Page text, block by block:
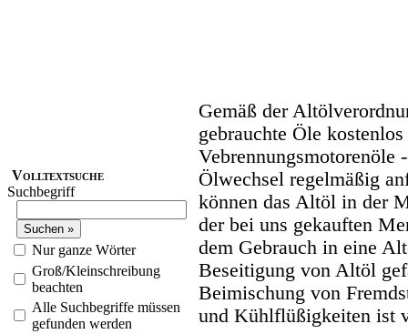
Volltextsuche
Suchbegriff
Nur ganze Wörter
Groß/Kleinschreibung
beachten
Alle Suchbegriffe müssen
gefunden werden
Gemäß der
gebrauchte Öle
Ölwechsel regelmäßig
können das Altöl in der
der bei uns gekauften
dem Gebrauch in eine
Beseitigung von Altöl
Beimischung von
und Kühlflüßigkeiten ist